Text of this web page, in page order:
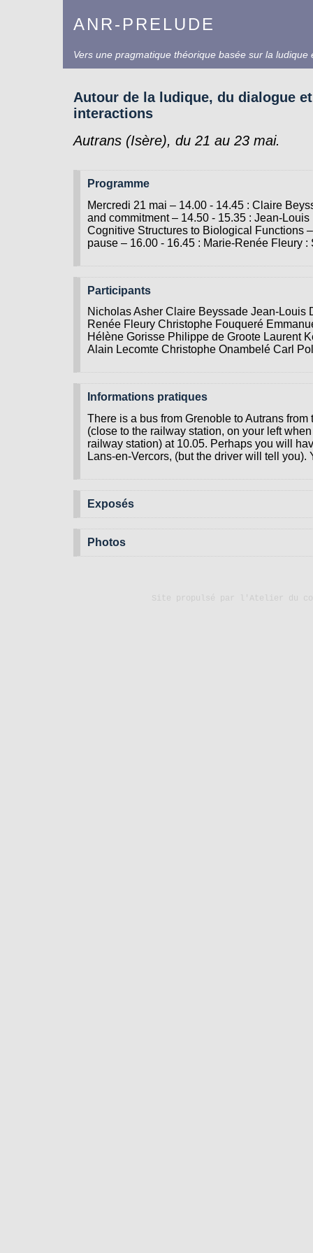
ANR-PRELUDE
Vers une pragmatique théorique basée sur la ludique
Autour de la ludique, du dialogue
interactions
Autrans (Isère), du 21 au 23 mai.
Programme
Mercredi 21 mai – 14.00 - 14.45 : Claire
and commitment – 14.50 - 15.35 : Jean-
Cognitive Structures to Biological Functions
pause – 16.00 - 16.45 : Marie-Renée Fleury
Participants
Nicholas Asher Claire Beyssade Jean-Louis
Renée Fleury Christophe Fouqueré
Hélène Gorisse Philippe de Groote Laurent
Alain Lecomte Christophe Onambelé Carl
Informations pratiques
There is a bus from Grenoble to Autrans from
(close to the railway station, on your left
railway station) at 10.05. Perhaps you will
Lans-en-Vercors, (but the driver will tell
Exposés
Photos
Site propulsé par l'Atelier du